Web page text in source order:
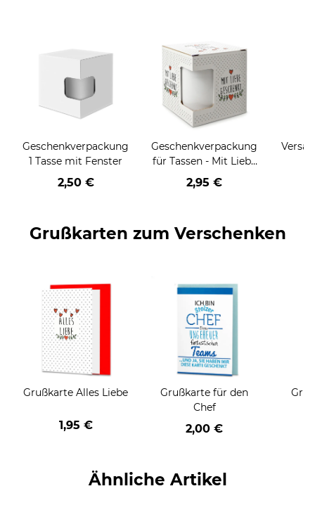
Geschenkverpackung
1 Tasse mit Fenster
2,50 €
Geschenkverpackung
für Tassen - Mit Liebe
geschenkt
2,95 €
Grußkarten zum Verschenken
Grußkarte Alles Liebe
1,95 €
Grußkarte für den
Chef
2,00 €
Ähnliche Artikel